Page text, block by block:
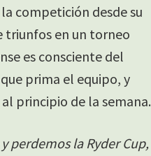
competición desde su
triunfos en un torneo
es consciente del
prima el equipo, y
principio de la semana.
perdemos la Ryder Cup,